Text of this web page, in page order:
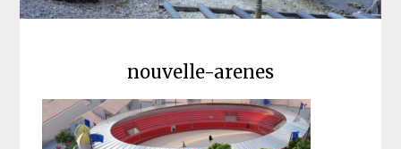
nouvelle-arenes